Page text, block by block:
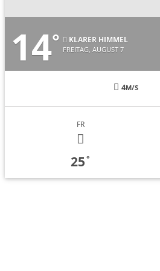
14° KLARER HIMMEL
FREITAG, AUGUST 7
4M/S
FR
25°